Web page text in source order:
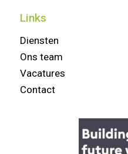
Links
Diensten
Ons team
Vacatures
Contact